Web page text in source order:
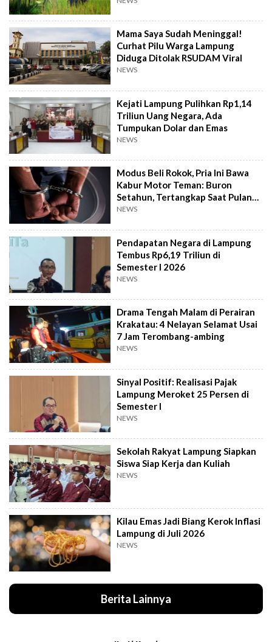
Mama Saya Sudah Meninggal!
Curhat Pilu Warga Lampung
Diduga Ditolak RSUDAM Viral
NEWS
Kejati Lampung Pulihkan Rp1,14
Triliun Uang Negara, Ada
Tumpukan Dolar dan Emas
NEWS
Modus Beli Rokok, Pria Ini Bawa
Kabur Motor Teman: Buron
Setahun, Tertangkap Saat Pulang
Kampung
NEWS
Pendapatan Negara di Lampung
Tembus Rp6,19 Triliun di
Semester I 2026
NEWS
Drama Tengah Malam di Perairan
Krakatau: 4 Nelayan Selamat Usai
7 Jam Terombang-ambing
NEWS
Sinyal Positif: Realisasi Pajak
Lampung Meroket 25 Persen di
Semester I
NEWS
Sekolah Rakyat Lampung Siapkan
Siswa Siap Kerja dan Kuliah
NEWS
Kilau Emas Jadi Biang Kerok Inflasi
Lampung di Juli 2026
NEWS
Berita Lainnya